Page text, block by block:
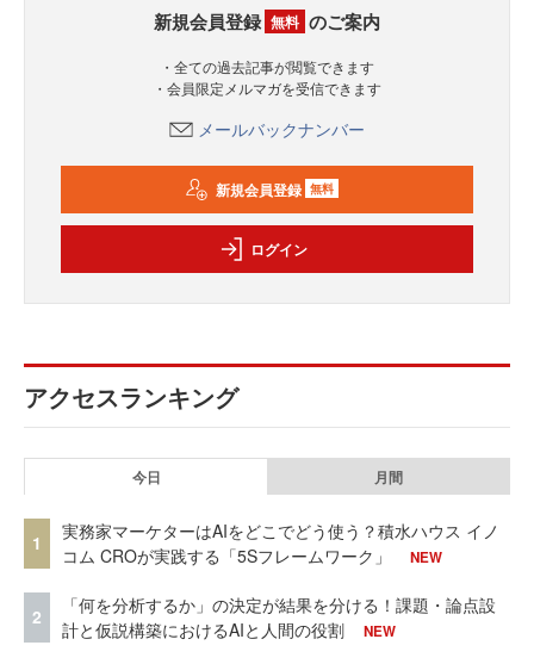
新規会員登録 無料 のご案内
・全ての過去記事が閲覧できます
・会員限定メルマガを受信できます
メールバックナンバー
新規会員登録 無料
ログイン
アクセスランキング
今日 月間
1
実務家マーケターはAIをどこでどう使う？積水ハウス イノ
コム CROが実践する「5Sフレームワーク」
NEW
2
「何を分析するか」の決定が結果を分ける！課題・論点設
計と仮説構築におけるAIと人間の役割
NEW